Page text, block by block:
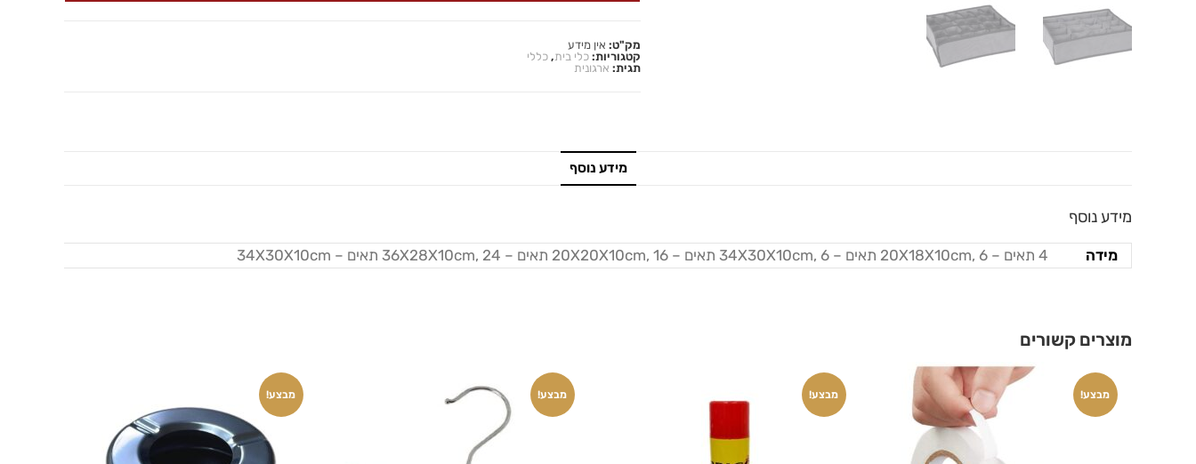
מק"ט: אין מידע
קטגוריות: כלי בית, כללי
תגית: ארגונית
מידע נוסף
מידע נוסף
מידה 4 תאים – 20X18X10cm, 6 תאים – 34X30X10cm, 6 תאים – 20X20X10cm, 16 תאים – 36X28X10cm, 24 תאים – 34X30X10cm
מוצרים קשורים
מבצע! מבצע! מבצע! מבצע!